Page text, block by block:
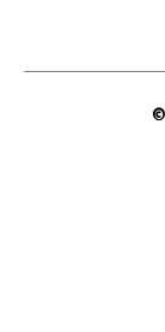
open
makelaar